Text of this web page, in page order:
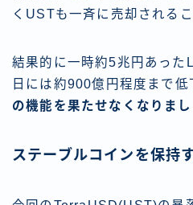
くUSTも一斉に売却されるこ
結果的に一時約5兆円あった
日には約900億円程度まで低
の機能を果たせなくなりまし
ステーブルコインを保持